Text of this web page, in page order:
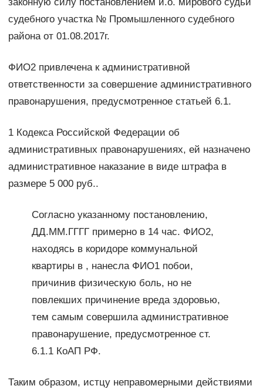
законную силу постановлением и.о. мирового судьи
судебного участка № Промышленного судебного
района от 01.08.2017г.
ФИО2 привлечена к административной
ответственности за совершение административного
правонарушения, предусмотренное статьей 6.1.
1 Кодекса Российской Федерации об
административных правонарушениях, ей назначено
административное наказание в виде штрафа в
размере 5 000 руб..
Согласно указанному постановлению,
ДД.ММ.ГГГГ примерно в 14 час. ФИО2,
находясь в коридоре коммунальной
квартиры в , нанесла ФИО1 побои,
причинив физическую боль, но не
повлекших причинение вреда здоровью,
тем самым совершила административное
правонарушение, предусмотренное ст.
6.1.1 КоАП РФ.
Таким образом, истцу неправомерными действиями